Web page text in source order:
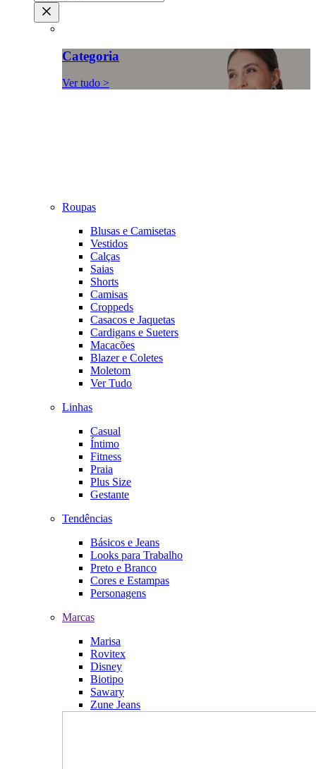
Categoria
Ver tudo >
Roupas
Blusas e Camisetas
Vestidos
Calças
Saias
Shorts
Camisas
Croppeds
Casacos e Jaquetas
Cardigans e Sueters
Macacões
Blazer e Coletes
Moletom
Ver Tudo
Linhas
Casual
Íntimo
Fitness
Praia
Plus Size
Gestante
Tendências
Básicos e Jeans
Looks para Trabalho
Preto e Branco
Cores e Estampas
Personagens
Marcas
Marisa
Rovitex
Disney
Biotipo
Sawary
Zune Jeans